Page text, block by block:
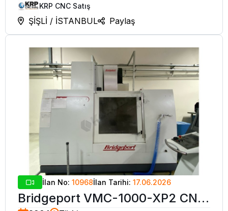
KRP CNC Satış
ŞİŞLİ / İSTANBUL Paylaş
İlan No: 10968İlan Tarihi: 17.06.2026
Bridgeport VMC-1000-XP2 CNC